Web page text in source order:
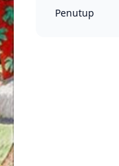
Penutup